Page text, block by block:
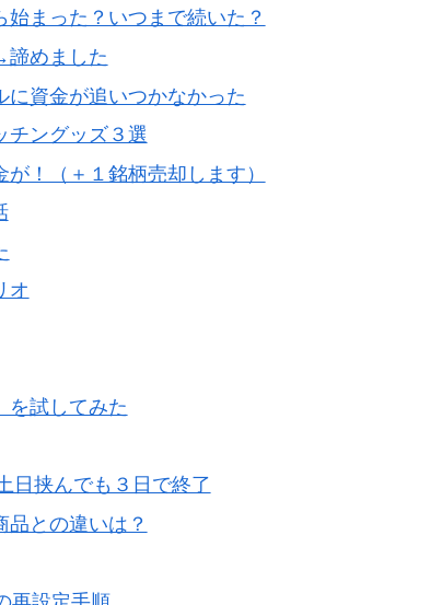
始まった？いつまで続いた？
諦めました
に資金が追いつかなかった
チングッズ３選
！（＋１銘柄売却します）
オ
を試してみた
日挟んでも３日で終了
との違いは？